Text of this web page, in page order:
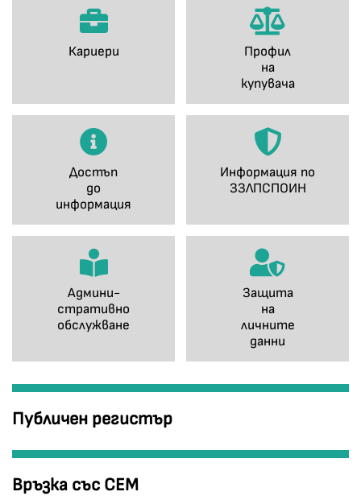
Кариери
Профил
на
купувача
Достъп
до
информация
Информация по
ЗЗЛПСПОИН
Админи-
стративно
обслужване
Защита
на
личните
данни
Публичен регистър
Връзка със СЕМ